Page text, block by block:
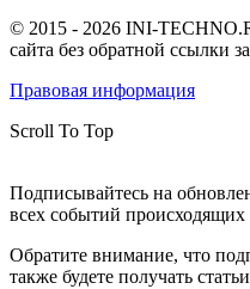
© 2015 - 2026 INI-
сайта без обратной ссылки
Правовая информация
Scroll To Top
Подписывайтесь на
всех событий
Обратите внимание, что
также будете получать